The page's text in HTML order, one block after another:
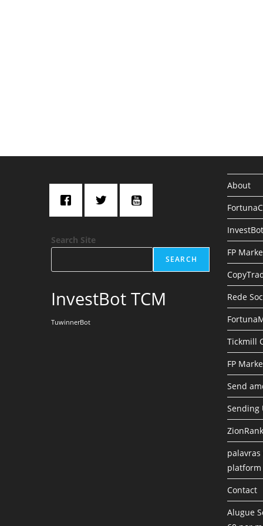
Search Site
SEARCH
InvestBot TCM
TuwinnerBot
About
FP
Rede
Tickmill
FP
Send
Sending
platform
Contact
Alugue